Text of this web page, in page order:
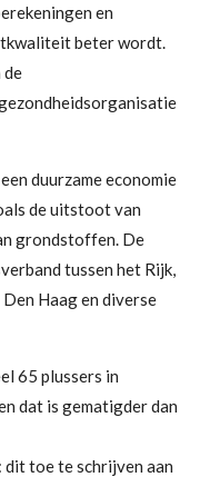
en
beter wordt.
de
duurzame economie
de uitstoot van
grondstoffen. De
tussen het Rijk,
Haag en diverse
65 plussers in
dat is gematigder dan
dit toe te schrijven aan